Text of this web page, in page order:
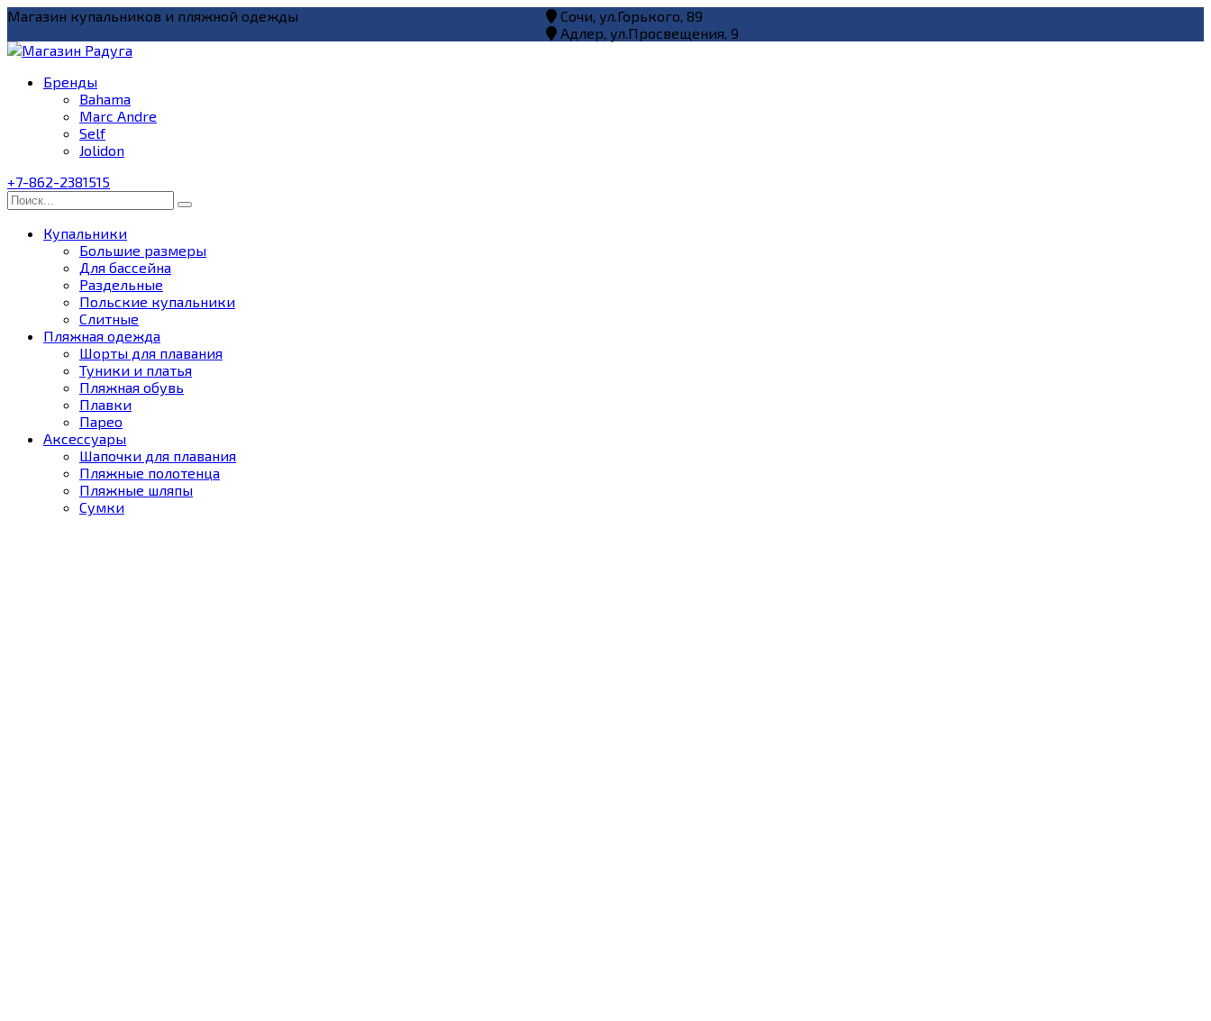
Перейти
содержанию
Магазин купальников и пляжной одежды
Сочи, ул.Горького, 89
Адлер, ул.Просвещения, 9
Бренды
Bahama
Marc Andre
Self
Jolidon
+7-862-2381515
Search
for:
Купальники
Большие размеры
Для бассейна
Раздельные
Польские купальники
Слитные
Пляжная одежда
Шорты для плавания
Туники и платья
Пляжная обувь
Плавки
Парео
Аксессуары
Шапочки для плавания
Пляжные полотенца
Пляжные шляпы
Сумки